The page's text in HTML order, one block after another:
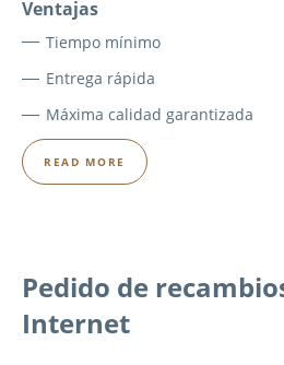
Ventajas
Tiempo mínimo
Entrega rápida
Máxima calidad garantizada
READ MORE
Pedido de
Internet